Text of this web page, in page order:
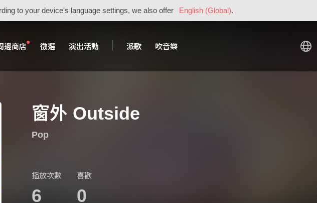
to your device's language settings, we also offer English (Global).
邊商店 徵選 演出活動 派歌 吹音樂
窗外 Outside
Pop
播放次數
6
喜歡
0